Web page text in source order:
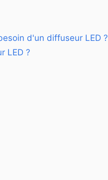
d'un diffuseur LED ?
LED ?